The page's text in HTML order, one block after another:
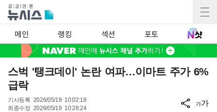
메인 랭킹 섹션 포토
스벅 '탱크데이' 논란 여파…이마트 주가 6%
급락
기사등록 2026/05/19 10:02:18
최종수정 2026/05/19 10:28:24
가가